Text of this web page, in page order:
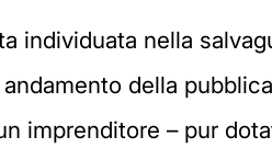
individuata nella
della
imprenditore – pur